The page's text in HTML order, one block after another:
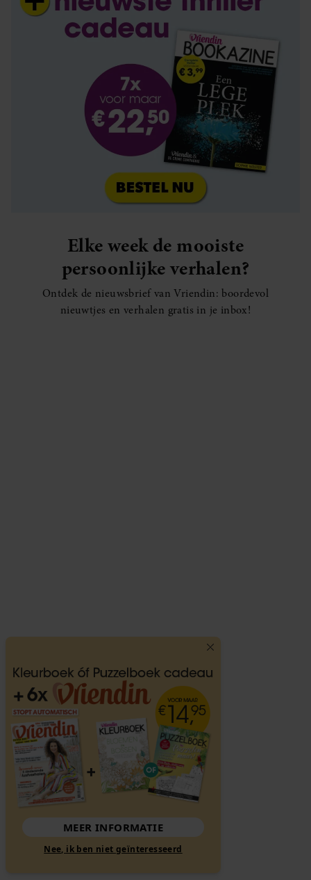
Elke week de mooiste
persoonlijke verhalen?
Ontdek de nieuwsbrief van Vriendin: boordevol
nieuwtjes en verhalen gratis in je inbox!
MEER INFORMATIE
Nee, ik ben niet geïnteresseerd